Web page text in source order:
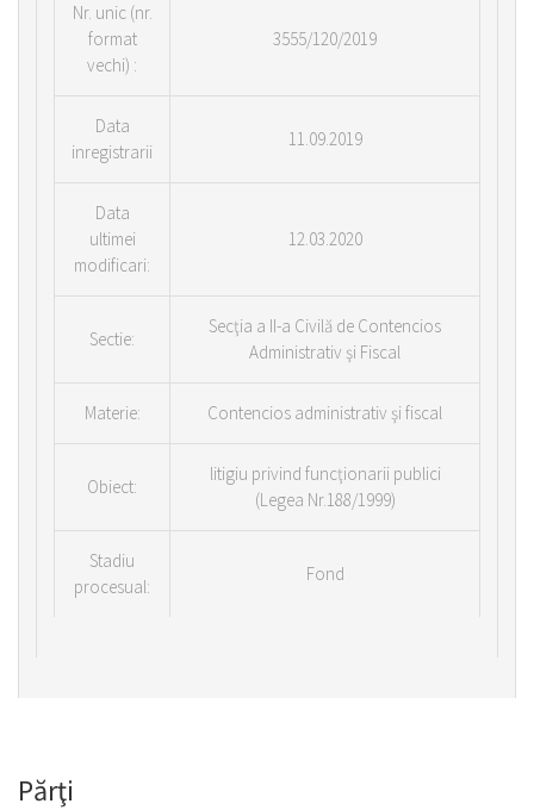
Nr. unic (nr.
format
vechi) :
3555/120/2019
Data
inregistrarii
11.09.2019
Data
ultimei
modificari:
12.03.2020
Sectie:
Secţia a II-a Civilă de Contencios
Administrativ şi Fiscal
Materie: Contencios administrativ şi fiscal
Obiect:
litigiu privind funcţionarii publici
(Legea Nr.188/1999)
Stadiu
procesual:
Fond
Părţi